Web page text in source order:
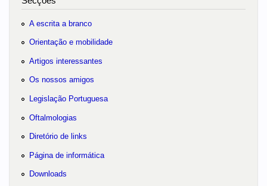
A escrita a branco
Orientação e mobilidade
Artigos interessantes
Os nossos amigos
Legislação Portuguesa
Oftalmologias
Diretório de links
Página de informática
Downloads